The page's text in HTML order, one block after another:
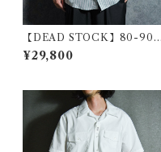
【DEAD STOCK】80-90s
Yves Saint Laurent Stripe B
D Shirts Blue YSL イヴ・サ
¥29,800